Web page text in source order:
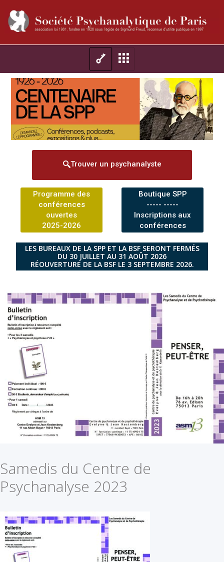
Trouver un psychanalyste
Programme des
conférences
ouvertes
2025-2026
Boutique SPP
----- -----
Inscriptions aux
conférences
LES BUREAUX DE LA SPP ET LA BSF SERONT FERMÉS
DU 30 JUILLET AU 31 AOÛT 2026
RÉOUVERTURE DE LA BSF LE 3 SEPTEMBRE 2026.
Samedis du Centre de
Psychanalyse 2023